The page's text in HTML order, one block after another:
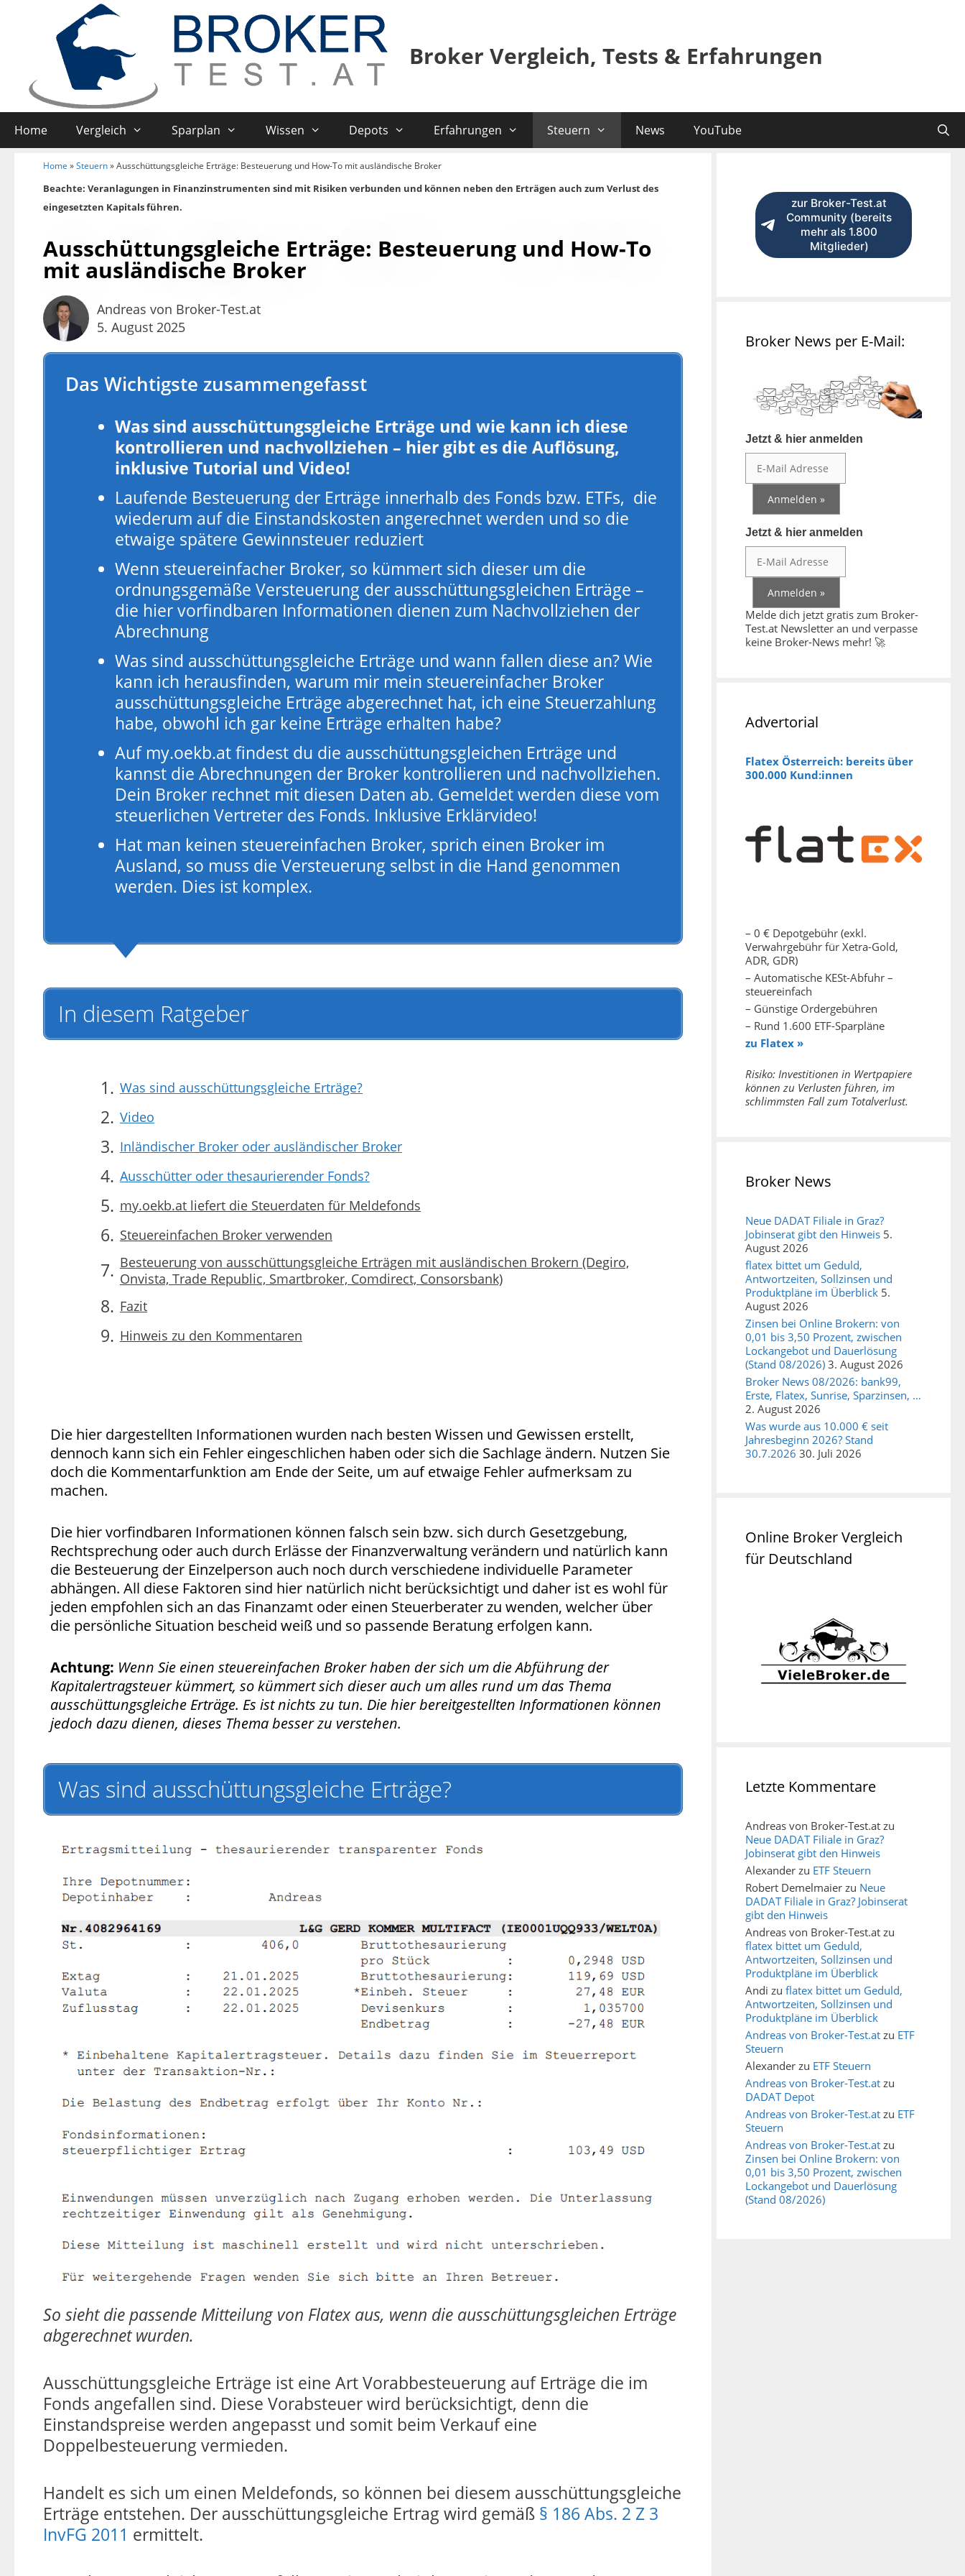
Broker Vergleich, Tests & Erfahrungen
Home Vergleich Sparplan Wissen Depots Erfahrungen Steuern News YouTube
Home »Steuern»Ausschüttungsgleiche Erträge: Besteuerung und How-To mit ausländische Broker
Beachte: Veranlagungen in Finanzinstrumenten sind mit Risiken verbunden und können neben den Erträgen auch zum Verlust des
eingesetzten Kapitals führen.
Ausschüttungsgleiche Erträge: Besteuerung und How-To
mit ausländische Broker
Andreas von Broker-Test.at
5. August 2025
Das Wichtigste zusammengefasst
Was sind ausschüttungsgleiche Erträge und wie kann ich diese
kontrollieren und nachvollziehen – hier gibt es die Auflösung,
inklusive Tutorial und Video!
Laufende Besteuerung der Erträge innerhalb des Fonds bzw. ETFs, die
wiederum auf die Einstandskosten angerechnet werden und so die
etwaige spätere Gewinnsteuer reduziert
Wenn steuereinfacher Broker, so kümmert sich dieser um die
ordnungsgemäße Versteuerung der ausschüttungsgleichen Erträge –
die hier vorfindbaren Informationen dienen zum Nachvollziehen der
Abrechnung
Was sind ausschüttungsgleiche Erträge und wann fallen diese an? Wie
kann ich herausfinden, warum mir mein steuereinfacher Broker
ausschüttungsgleiche Erträge abgerechnet hat, ich eine Steuerzahlung
habe, obwohl ich gar keine Erträge erhalten habe?
Auf my.oekb.at findest du die ausschüttungsgleichen Erträge und
kannst die Abrechnungen der Broker kontrollieren und nachvollziehen.
Dein Broker rechnet mit diesen Daten ab. Gemeldet werden diese vom
steuerlichen Vertreter des Fonds. Inklusive Erklärvideo!
Hat man keinen steuereinfachen Broker, sprich einen Broker im
Ausland, so muss die Versteuerung selbst in die Hand genommen
werden. Dies ist komplex.
In diesem Ratgeber
Was sind ausschüttungsgleiche Erträge?
Video
Inländischer Broker oder ausländischer Broker
Ausschütter oder thesaurierender Fonds?
my.oekb.at liefert die Steuerdaten für Meldefonds
Steuereinfachen Broker verwenden
Besteuerung von ausschüttungsgleiche Erträgen mit ausländischen Brokern (Degiro,
Onvista, Trade Republic, Smartbroker, Comdirect, Consorsbank)
Fazit
Hinweis zu den Kommentaren
Die hier dargestellten Informationen wurden nach besten Wissen und Gewissen erstellt,
dennoch kann sich ein Fehler eingeschlichen haben oder sich die Sachlage ändern. Nutzen Sie
doch die Kommentarfunktion am Ende der Seite, um auf etwaige Fehler aufmerksam zu
machen.
Die hier vorfindbaren Informationen können falsch sein bzw. sich durch Gesetzgebung,
Rechtsprechung oder auch durch Erlässe der Finanzverwaltung verändern und natürlich kann
die Besteuerung der Einzelperson auch noch durch verschiedene individuelle Parameter
abhängen. All diese Faktoren sind hier natürlich nicht berücksichtigt und daher ist es wohl für
jeden empfohlen sich an das Finanzamt oder einen Steuerberater zu wenden, welcher über
die persönliche Situation bescheid weiß und so passende Beratung erfolgen kann.
Achtung: Wenn Sie einen steuereinfachen Broker haben der sich um die Abführung der
Kapitalertragsteuer kümmert, so kümmert sich dieser auch um alles rund um das Thema
ausschüttungsgleiche Erträge. Es ist nichts zu tun. Die hier bereitgestellten Informationen können
jedoch dazu dienen, dieses Thema besser zu verstehen.
Was sind ausschüttungsgleiche Erträge?
So sieht die passende Mitteilung von Flatex aus, wenn die ausschüttungsgleichen Erträge
abgerechnet wurden.
Ausschüttungsgleiche Erträge ist eine Art Vorabbesteuerung auf Erträge die im
Fonds angefallen sind. Diese Vorabsteuer wird berücksichtigt, denn die
Einstandspreise werden angepasst und somit beim Verkauf eine
Doppelbesteuerung vermieden.
Handelt es sich um einen Meldefonds, so können bei diesem ausschüttungsgleiche
Erträge entstehen. Der ausschüttungsgleiche Ertrag wird gemäß § 186 Abs. 2 Z 3
InvFG 2011 ermittelt.
zur Broker-Test.at
Community (bereits
mehr als 1.800
Mitglieder)
Broker News per E-Mail:
Jetzt & hier anmelden
Jetzt & hier anmelden
Melde dich jetzt gratis zum Broker-
Test.at Newsletter an und verpasse
keine Broker-News mehr! 🚀
Advertorial
Flatex Österreich: bereits über
300.000 Kund:innen
– 0 € Depotgebühr (exkl.
Verwahrgebühr für Xetra-Gold,
ADR, GDR)
– Automatische KESt-Abfuhr –
steuereinfach
– Günstige Ordergebühren
– Rund 1.600 ETF-Sparpläne
zu Flatex »
Risiko: Investitionen in Wertpapiere
können zu Verlusten führen, im
schlimmsten Fall zum Totalverlust.
Broker News
Neue DADAT Filiale in Graz?
Jobinserat gibt den Hinweis 5.
August 2026
flatex bittet um Geduld,
Antwortzeiten, Sollzinsen und
Produktpläne im Überblick 5.
August 2026
Zinsen bei Online Brokern: von
0,01 bis 3,50 Prozent, zwischen
Lockangebot und Dauerlösung
(Stand 08/2026) 3. August 2026
Broker News 08/2026: bank99,
Erste, Flatex, Sunrise, Sparzinsen, …
2. August 2026
Was wurde aus 10.000 € seit
Jahresbeginn 2026? Stand
30.7.2026 30. Juli 2026
Online Broker Vergleich
für Deutschland
Letzte Kommentare
Andreas von Broker-Test.at zu
Neue DADAT Filiale in Graz?
Jobinserat gibt den Hinweis
Alexander zu ETF Steuern
Robert Demelmaier zu Neue
DADAT Filiale in Graz? Jobinserat
gibt den Hinweis
Andreas von Broker-Test.at zu
flatex bittet um Geduld,
Antwortzeiten, Sollzinsen und
Produktpläne im Überblick
Andi zu flatex bittet um Geduld,
Antwortzeiten, Sollzinsen und
Produktpläne im Überblick
Andreas von Broker-Test.at zu ETF
Steuern
Alexander zu ETF Steuern
Andreas von Broker-Test.at zu
DADAT Depot
Andreas von Broker-Test.at zu ETF
Steuern
Andreas von Broker-Test.at zu
Zinsen bei Online Brokern: von
0,01 bis 3,50 Prozent, zwischen
Lockangebot und Dauerlösung
(Stand 08/2026)